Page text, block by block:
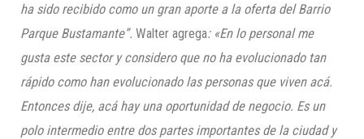
ha sido recibido como un gran aporte a la oferta del Barrio
Parque Bustamante”.Walter agrega: «En lo personal me
gusta este sector y considero que no ha evolucionado tan
rápido como han evolucionado las personas que viven acá.
Entonces dije, acá hay una oportunidad de negocio. Es un
polo intermedio entre dos partes importantes de la ciudad y